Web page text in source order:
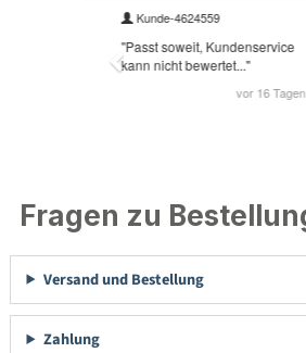
Fragen zu
Versand und Bestellung
Zahlung